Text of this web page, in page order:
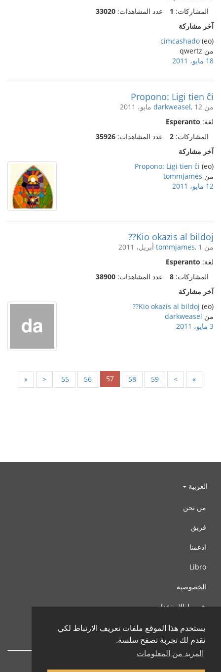
يستخدم هذا الموقع ملفات تعريف الارتباط لكي
نقدم لك تجربة تصفح سلسة.
المزيد من المعلومات
المشاركات: 1 عدد المشاهدات: 33020
آخر مشاركة
(eo)
cimcashado
من qwertz
18 مايو، 2011
Propono: Ligi tien ĉi
من darkweasel, 12 مايو، 2011
لغة: Esperanto
المشاركات: 2 عدد المشاهدات: 35926
آخر مشاركة
(eo)
Propono: Ligi tien ĉi
من tommjames
12 مايو، 2011
Kio okazis al bildoj??
من tommjames, 1 أبريل، 2011
لغة: Esperanto
المشاركات: 8 عدد المشاهدات: 38900
آخر مشاركة
(eo)
Kio okazis al bildoj??
من darkweasel
3 مايو، 2011
« < 55 56 57 58 59 > »
العربية
من نحن
فريق
ادعمنا
Libro
الخصوصية
شروط الإستخدام
اتصل بنا